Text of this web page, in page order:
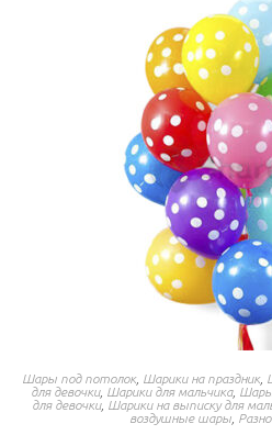
Шары под потолок, Шарики на праздник,
для девочки, Шарики для мальчика, Шары
для девочки, Шарики на выписку для
воздушные шары,